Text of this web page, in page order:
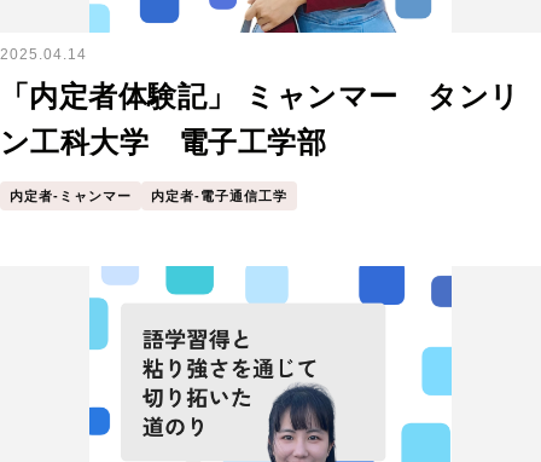
2025.04.14
「内定者体験記」 ミャンマー タンリ
ン工科大学 電子工学部
内定者-ミャンマー 内定者-電子通信工学